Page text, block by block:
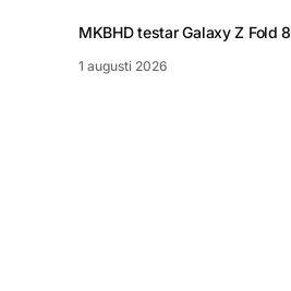
MKBHD testar Galaxy Z Fold 8
1 augusti 2026